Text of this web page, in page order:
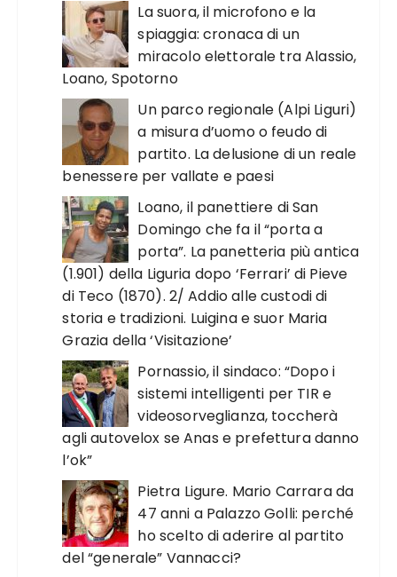
La suora, il microfono e la
spiaggia: cronaca di un
miracolo elettorale tra Alassio,
Loano, Spotorno
Un parco regionale (Alpi Liguri)
a misura d’uomo o feudo di
partito. La delusione di un reale
benessere per vallate e paesi
Loano, il panettiere di San
Domingo che fa il “porta a
porta”. La panetteria più antica
(1.901) della Liguria dopo ‘Ferrari’ di Pieve
di Teco (1870). 2/ Addio alle custodi di
storia e tradizioni. Luigina e suor Maria
Grazia della ‘Visitazione’
Pornassio, il sindaco: “Dopo i
sistemi intelligenti per TIR e
videosorveglianza, toccherà
agli autovelox se Anas e prefettura danno
l’ok”
Pietra Ligure. Mario Carrara da
47 anni a Palazzo Golli: perché
ho scelto di aderire al partito
del “generale” Vannacci?